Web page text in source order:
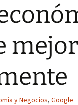
y Negocios, Google